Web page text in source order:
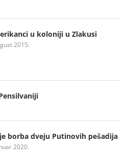
u koloniji u Zlakusi
2015.
borba dveju Putinovih pešadija
2020.